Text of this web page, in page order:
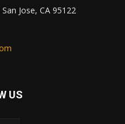
Jose, CA 95122
US